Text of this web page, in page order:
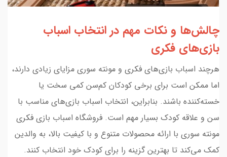
چالش‌ها و نکات مهم در انتخاب اسباب
بازی‌های فکری
هرچند اسباب بازی‌های فکری و مونته سوری مزایای زیادی دارند،
اما ممکن است برای برخی کودکان کم‌سن کمی سخت یا
خسته‌کننده باشند. بنابراین، انتخاب اسباب بازی‌های مناسب با
سن و علاقه کودک بسیار مهم است. فروشگاه اسباب بازی فکری
مونته سوری با ارائه محصولات متنوع و با کیفیت بالا، به والدین
کمک می‌کند تا بهترین گزینه را برای کودک خود انتخاب کنند.